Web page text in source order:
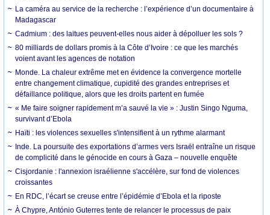
La caméra au service de la recherche : l’expérience d’un documentaire à
Madagascar
Cadmium : des laitues peuvent-elles nous aider à dépolluer les sols ?
80 milliards de dollars promis à la Côte d’Ivoire : ce que les marchés
voient avant les agences de notation
Monde. La chaleur extrême met en évidence la convergence mortelle
entre changement climatique, cupidité des grandes entreprises et
défaillance politique, alors que les droits partent en fumée
« Me faire soigner rapidement m’a sauvé la vie » : Justin Singo Nguma,
survivant d’Ebola
Haïti : les violences sexuelles s'intensifient à un rythme alarmant
Inde. La poursuite des exportations d’armes vers Israël entraîne un risque
de complicité dans le génocide en cours à Gaza – nouvelle enquête
Cisjordanie : l'annexion israélienne s'accélère, sur fond de violences
croissantes
En RDC, l’écart se creuse entre l’épidémie d’Ebola et la riposte
À Chypre, António Guterres tente de relancer le processus de paix